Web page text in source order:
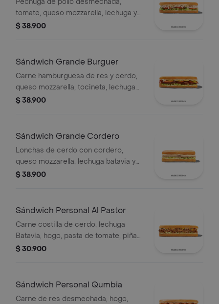
tomate, queso mozzarella, lechuga y
mayonesa.
$ 38.900
Sándwich Grande Burguer
Carne hamburguesa de res y cerdo,
queso mozzarella, tocineta, lechuga
Batavia, tomate, pepinillos, salsa BBQ
$ 38.900
Sándwich Grande Cordero
Lonchas de cerdo con cordero,
queso mozzarella, lechuga batavia y
salsa Qbano
$ 38.900
Sándwich Personal Al Pastor
Carne costilla de cerdo, lechuga
Batavia, hogo, pasta de tomate, piña
calada asada, cebolla blanca y
$ 30.900
Sándwich Personal Qumbia
Carne de res desmechada, hogo,